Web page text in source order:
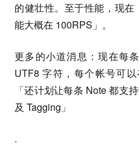
的健壮性。至于性能，现在
能大概在 100RPS」。
更多的小道消息：现在每
UTF8 字符，每个帐号可
「还计划让每条 Note 都支
及 Tagging」
.